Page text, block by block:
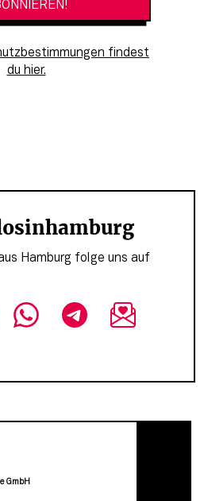
findest
du hier.
Hamburg folge uns auf
GmbH